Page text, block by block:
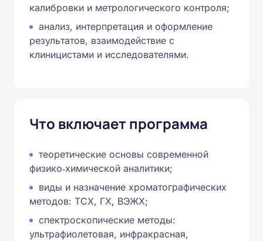
калибровки и метрологического контроля;
анализ, интерпретация и оформление
результатов, взаимодействие с
клиницистами и исследователями.
Что включает программа
теоретические основы современной
физико‑химической аналитики;
виды и назначение хроматографических
методов: ТСХ, ГХ, ВЭЖХ;
спектроскопические методы:
ультрафиолетовая, инфракрасная,